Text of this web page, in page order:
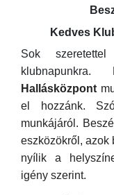
Kedves
Sok
klubnapunkra.
Hallásközpont
el hozzánk.
munkájáról.
eszközökről, azok
nyílik a
igény szerint.